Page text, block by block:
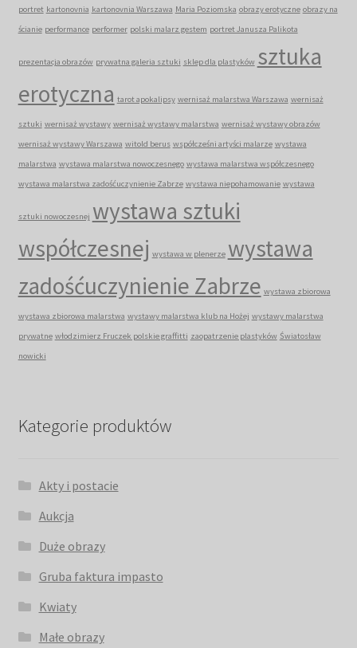
portret kartonovnia kartonovnia Warszawa Maria Poziomska obrazy erotyczne obrazy na
ścianie performance performer polski malarz gestem portret Janusza Palikota
prezentacja obrazów prywatna galeria sztuki sklep dla plastyków sztuka
erotyczna tarot apokalipsy wernisaż malarstwa Warszawa wernisaż
sztuki wernisaż wystawy wernisaż wystawy malarstwa wernisaż wystawy obrazów
wernisaż wystawy Warszawa witold berus współcześni artyści malarze wystawa
malarstwa wystawa malarstwa nowoczesnego wystawa malarstwa współczesnego
wystawa malarstwa zadośćuczynienie Zabrze wystawa niepohamowanie wystawa
sztuki nowoczesnej wystawa sztuki
współczesnej wystawa w plenerze wystawa
zadośćuczynienie Zabrze wystawa zbiorowa
wystawa zbiorowa malarstwa wystawy malarstwa klub na Hożej wystawy malarstwa
prywatne włodzimierz Fruczek polskie graffitti zaopatrzenie plastyków Światosław
nowicki
Kategorie produktów
Akty i postacie
Aukcja
Duże obrazy
Gruba faktura impasto
Kwiaty
Małe obrazy